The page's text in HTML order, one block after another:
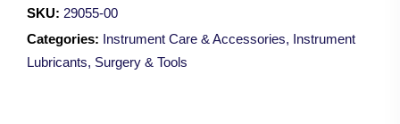
SKU: 29055-00
Categories: Instrument Care & Accessories, Instrument
Lubricants, Surgery & Tools